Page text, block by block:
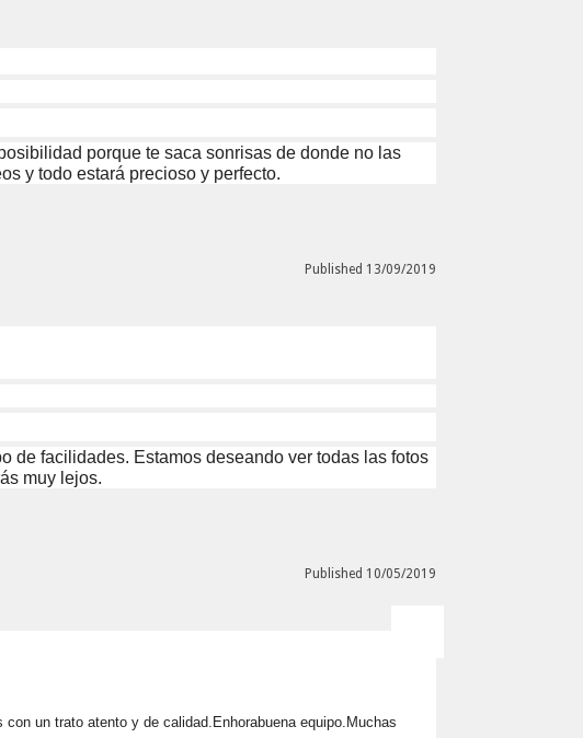
porque te saca sonrisas de donde no las
y todo estará precioso y perfecto.
Published 13/09/2019
de facilidades. Estamos deseando ver todas las fotos
muy lejos.
Published 10/05/2019
un trato atento y de calidad.Enhorabuena equipo.Muchas